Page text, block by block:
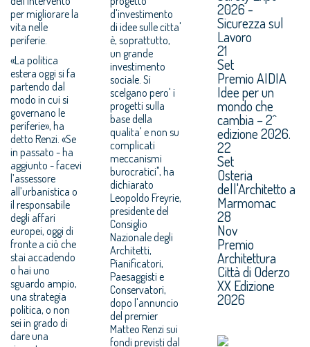
per migliorare la
vita nelle
periferie.
«La politica
estera oggi si fa
partendo dal
modo in cui si
governano le
periferie», ha
detto Renzi. «Se
in passato - ha
aggiunto - facevi
l’assessore
all’urbanistica o
il responsabile
degli affari
europei, oggi di
fronte a ciò che
stai accadendo
o hai uno
sguardo ampio,
una strategia
politica, o non
sei in grado di
dare una
d'investimento
di idee sulle citta'
è, soprattutto,
un grande
investimento
sociale. Si
scelgano pero' i
progetti sulla
base della
qualita' e non su
complicati
meccanismi
burocratici", ha
dichiarato
Leopoldo Freyrie,
presidente del
Consiglio
Nazionale degli
Architetti,
Pianificatori,
Paesaggisti e
Conservatori,
dopo l'annuncio
del premier
Matteo Renzi sui
fondi previsti dal
2026 -
Sicurezza sul
Lavoro
21
Set
Premio AIDIA
Idee per un
mondo che
cambia – 2^
edizione 2026.
22
Set
Osteria
dell'Architetto a
Marmomac
28
Nov
Premio
Architettura
Città di Oderzo
XX Edizione
2026